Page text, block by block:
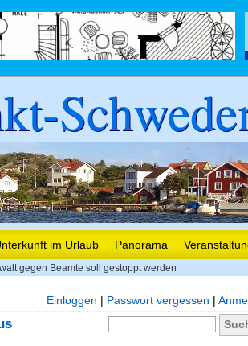
im Urlaub Panorama
gegen Beamte soll gestoppt werden
Einloggen | Passwort vergessen |